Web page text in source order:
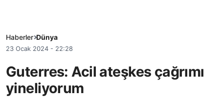
Haberler Dünya
23 Ocak 2024 - 22:28
Guterres: Acil ateşkes çağrımı
yineliyorum